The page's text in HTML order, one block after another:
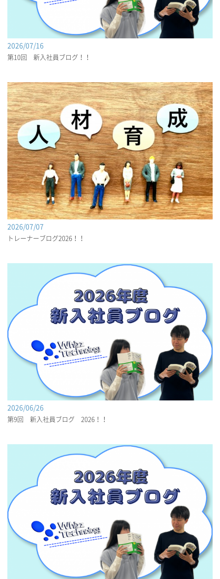
2026/07/16
第10回 新入社員ブログ！！
2026/07/07
トレーナーブログ2026！！
2026/06/26
第9回 新入社員ブログ 2026！！